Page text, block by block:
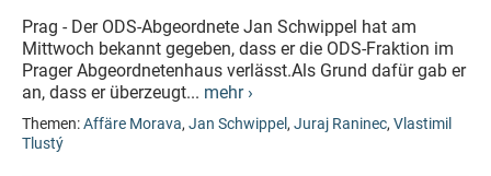
Prag - Der ODS-Abgeordnete Jan Schwippel hat am
Mittwoch bekannt gegeben, dass er die ODS-Fraktion im
Prager Abgeordnetenhaus verlässt.Als Grund dafür gab er
an, dass er überzeugt... mehr ›
Themen:Affäre Morava, Jan Schwippel, Juraj Raninec, Vlastimil
Tlustý